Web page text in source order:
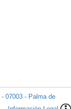
07003 - Palma de